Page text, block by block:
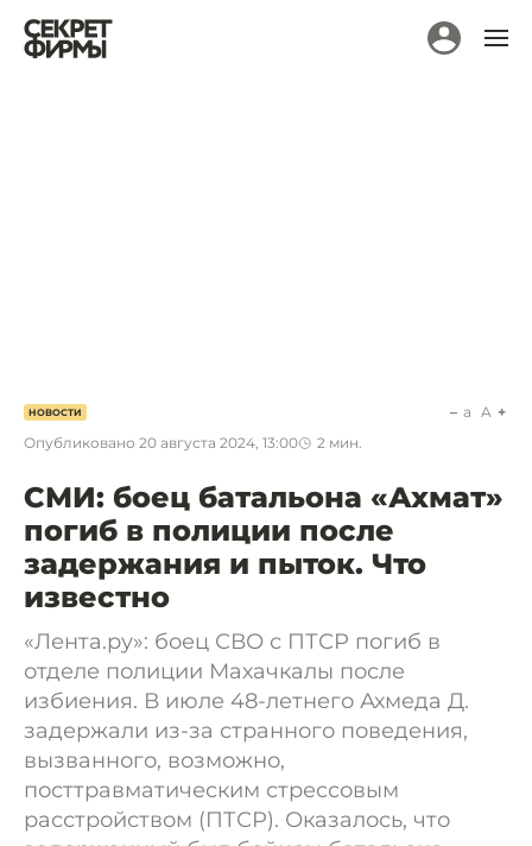
НОВОСТИ
Опубликовано 20 августа 2024, 13:00 2 мин.
a A
СМИ: боец батальона «Ахмат»
погиб в полиции после
задержания и пыток. Что
известно
«Лента.ру»: боец СВО с ПТСР погиб в
отделе полиции Махачкалы после
избиения. В июле 48-летнего Ахмеда Д.
задержали из-за странного поведения,
вызванного, возможно,
посттравматическим стрессовым
расстройством (ПТСР). Оказалось, что